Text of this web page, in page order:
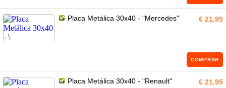
Placa Metálica 30x40 - "Mercedes" € 21,95
COMPRAR
Placa Metálica 30x40 - "Renault" € 21,95